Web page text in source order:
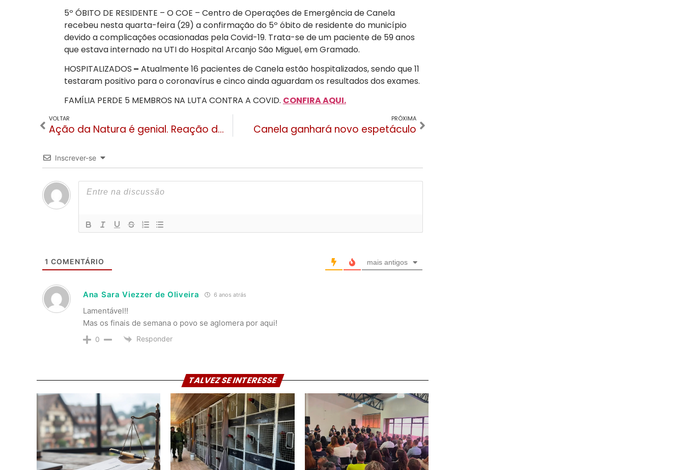
5º ÓBITO DE RESIDENTE – O COE – Centro de Operações de Emergência de Canela
recebeu nesta quarta-feira (29) a confirmação do 5º óbito de residente do município
devido a complicações ocasionadas pela Covid-19. Trata-se de um paciente de 59 anos
que estava internado na UTI do Hospital Arcanjo São Miguel, em Gramado.
HOSPITALIZADOS – Atualmente 16 pacientes de Canela estão hospitalizados, sendo que 11
testaram positivo para o coronavírus e cinco ainda aguardam os resultados dos exames.
FAMÍLIA PERDE 5 MEMBROS NA LUTA CONTRA A COVID. CONFIRA AQUI.
VOLTAR
Ação da Natura é genial. Reação de “parte” da população é deprimente!
PRÓXIMA
Canela ganhará novo espetáculo
Inscrever-se
1 COMENTÁRIO mais antigos
Ana Sara Viezzer de Oliveira 6 anos atrás
Lamentável!!
Mas os finais de semana o povo se aglomera por aqui!
0 Responder
TALVEZ SE INTERESSE